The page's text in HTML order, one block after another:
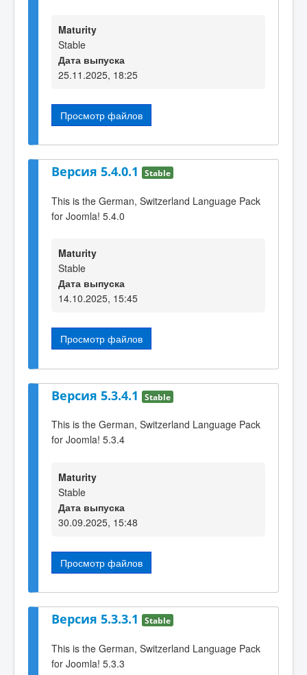
Maturity
Stable
Дата выпуска
25.11.2025, 18:25
Просмотр файлов
Версия 5.4.0.1 Stable
This is the German, Switzerland Language Pack
for Joomla! 5.4.0
Maturity
Stable
Дата выпуска
14.10.2025, 15:45
Просмотр файлов
Версия 5.3.4.1 Stable
This is the German, Switzerland Language Pack
for Joomla! 5.3.4
Maturity
Stable
Дата выпуска
30.09.2025, 15:48
Просмотр файлов
Версия 5.3.3.1 Stable
This is the German, Switzerland Language Pack
for Joomla! 5.3.3